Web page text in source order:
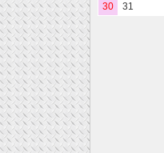
30
31